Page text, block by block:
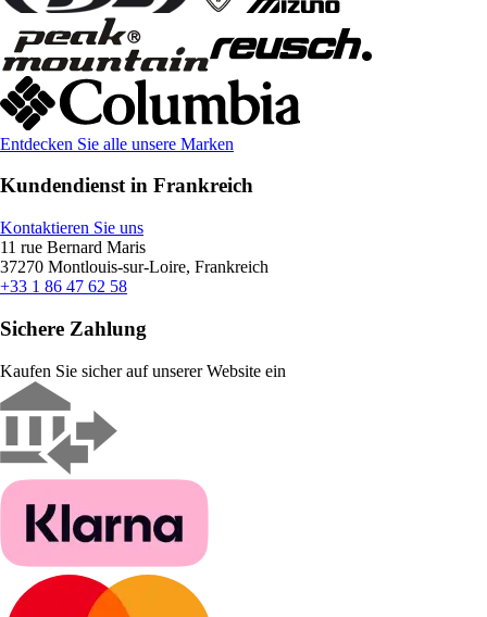
Entdecken Sie alle unsere Marken
Kundendienst in Frankreich
Kontaktieren Sie uns
11 rue Bernard Maris
37270 Montlouis-sur-Loire, Frankreich
+33 1 86 47 62 58
Sichere Zahlung
Kaufen Sie sicher auf unserer Website ein